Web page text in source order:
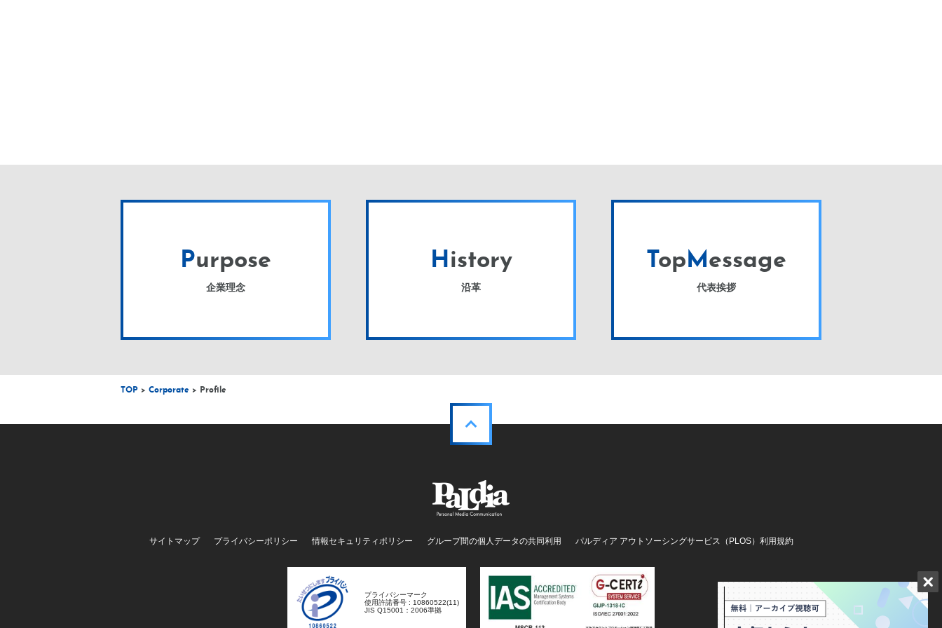
Purpose
企業理念
History
沿革
TopMessage
代表挨拶
TOP > Corporate > Profile
サイトマップ プライバシーポリシー 情報セキュリティポリシー グループ間の個人データの共同利用 パルディア アウトソーシングサービス（PLOS）利用規約
プライバシーマーク
使用許諾番号 : 10860522(11)
JIS Q15001：2006準拠